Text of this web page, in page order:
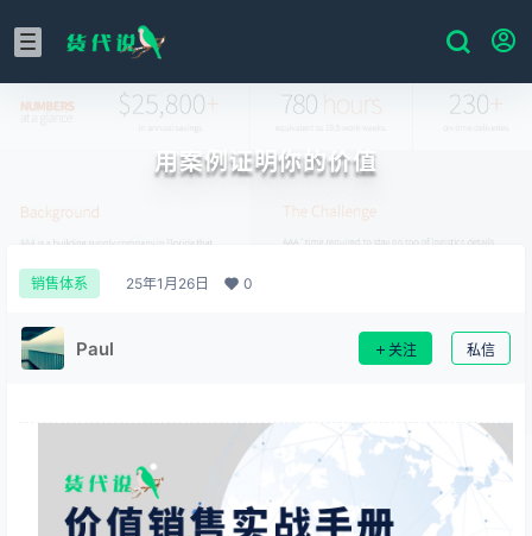
用案例证明你的价值
销售体系 25年1月26日 0
Paul 关注 私信